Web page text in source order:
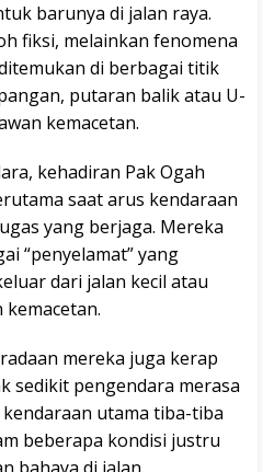
barunya di jalan raya.
fiksi, melainkan fenomena
di berbagai titik
putaran balik atau U-
kemacetan.
kehadiran Pak Ogah
saat arus kendaraan
yang berjaga. Mereka
“penyelamat” yang
dari jalan kecil atau
mereka juga kerap
sedikit pengendara merasa
utama tiba-tiba
beberapa kondisi justru